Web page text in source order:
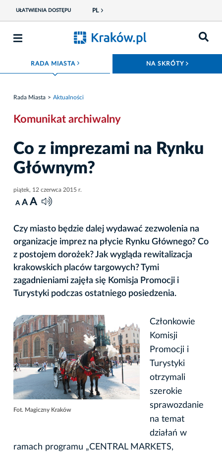
UŁATWIENIA DOSTĘPU PL
RADA MIASTAROZWIŃ MENU NA SKRÓTY
Rada Miasta Aktualności
Komunikat archiwalny
Co z imprezami na Rynku
Głównym?
piątek, 12 czerwca 2015 r.
A A A
Czy miasto będzie dalej wydawać zezwolenia na
organizacje imprez na płycie Rynku Głównego? Co
z postojem dorożek? Jak wygląda rewitalizacja
krakowskich placów targowych? Tymi
zagadnieniami zajęła się Komisja Promocji i
Turystyki podczas ostatniego posiedzenia.
Fot. Magiczny Kraków
Członkowie
Komisji
Promocji i
Turystyki
otrzymali
szerokie
sprawozdanie
na temat
działań w
ramach programu „CENTRAL MARKETS,